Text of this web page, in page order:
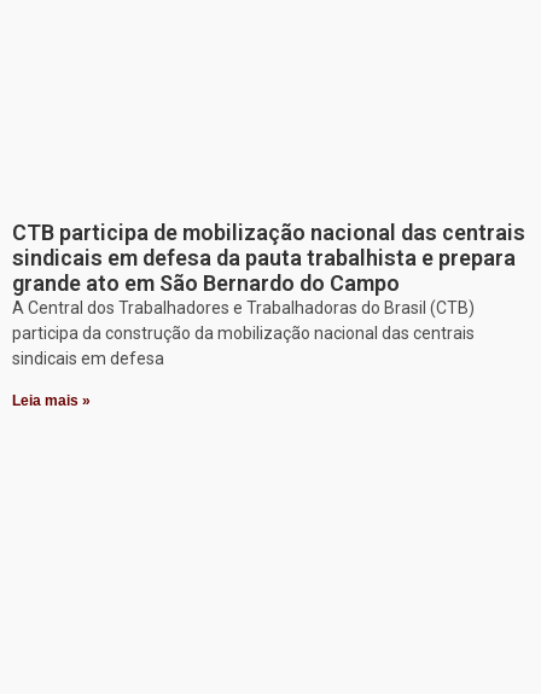
CTB participa de mobilização nacional das centrais
sindicais em defesa da pauta trabalhista e prepara
grande ato em São Bernardo do Campo
A Central dos Trabalhadores e Trabalhadoras do Brasil (CTB)
participa da construção da mobilização nacional das centrais
sindicais em defesa
Leia mais »